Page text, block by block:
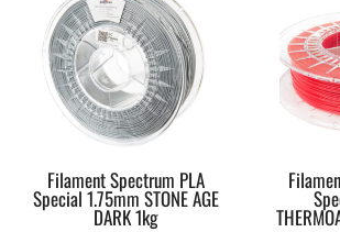
Filament Spectrum PLA
Special 1.75mm STONE AGE
DARK 1kg